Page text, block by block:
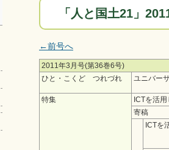
「人と国土21」
←前号へ
2011年3月号(第36巻6号)
ひと・こくど つれづれ
ユニバー
特集
ICTを活
寄稿
ICTを